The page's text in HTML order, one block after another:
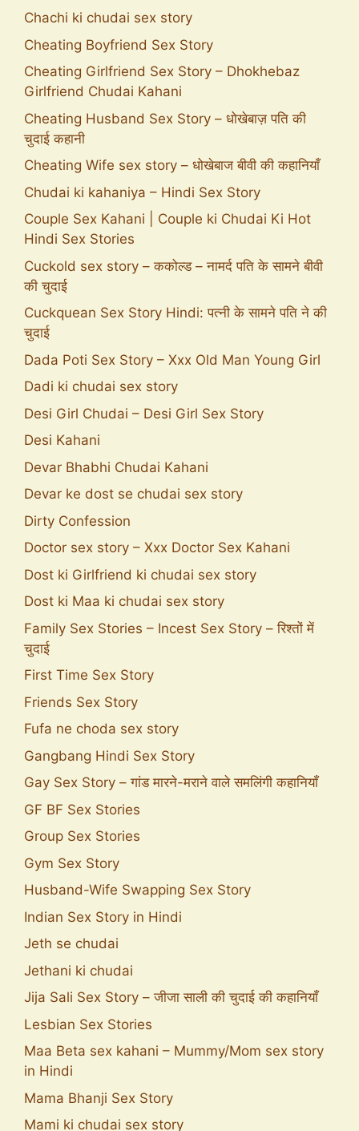
Chachi ki chudai sex story
Cheating Boyfriend Sex Story
Cheating Girlfriend Sex Story – Dhokhebaz
Girlfriend Chudai Kahani
Cheating Husband Sex Story – धोखेबाज़ पति की
चुदाई कहानी
Cheating Wife sex story – धोखेबाज बीवी की कहानियाँ
Chudai ki kahaniya – Hindi Sex Story
Couple Sex Kahani | Couple ki Chudai Ki Hot
Hindi Sex Stories
Cuckold sex story – ककोल्ड – नामर्द पति के सामने बीवी
की चुदाई
Cuckquean Sex Story Hindi: पत्नी के सामने पति ने की
चुदाई
Dada Poti Sex Story – Xxx Old Man Young Girl
Dadi ki chudai sex story
Desi Girl Chudai – Desi Girl Sex Story
Desi Kahani
Devar Bhabhi Chudai Kahani
Devar ke dost se chudai sex story
Dirty Confession
Doctor sex story – Xxx Doctor Sex Kahani
Dost ki Girlfriend ki chudai sex story
Dost ki Maa ki chudai sex story
Family Sex Stories – Incest Sex Story – रिश्तों में
चुदाई
First Time Sex Story
Friends Sex Story
Fufa ne choda sex story
Gangbang Hindi Sex Story
Gay Sex Story – गांड मारने-मराने वाले समलिंगी कहानियाँ
GF BF Sex Stories
Group Sex Stories
Gym Sex Story
Husband-Wife Swapping Sex Story
Indian Sex Story in Hindi
Jeth se chudai
Jethani ki chudai
Jija Sali Sex Story – जीजा साली की चुदाई की कहानियाँ
Lesbian Sex Stories
Maa Beta sex kahani – Mummy/Mom sex story
in Hindi
Mama Bhanji Sex Story
Mami ki chudai sex story